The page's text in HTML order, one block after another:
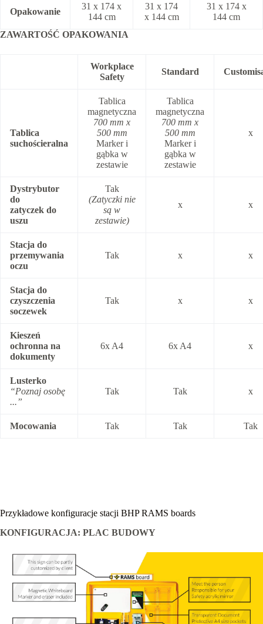
Opakowanie
31 x 174 x
144 cm
31 x 174
x 144 cm
31 x 174 x
144 cm
ZAWARTOŚĆ OPAKOWANIA
Workplace
Safety
Standard
Tablica
suchościeralna
Tablica
magnetyczna
700 mm x
500 mm
Marker i
gąbka w
zestawie
Tablica
magnetyczna
700 mm x
500 mm
Marker i
gąbka w
zestawie
x
Dystrybutor
do
zatyczek do
uszu
Tak
(Zatyczki nie
są w
zestawie)
x x
Stacja do
przemywania
oczu
Tak x x
Stacja do
czyszczenia
soczewek
Tak x x
Kieszeń
ochronna na
dokumenty
6x A4 6x A4 x
Lusterko
“Poznaj osobę
...”
Tak Tak x
Mocowania Tak Tak Tak
Przykładowe konfiguracje stacji BHP RAMS boards
KONFIGURACJA: PLAC BUDOWY